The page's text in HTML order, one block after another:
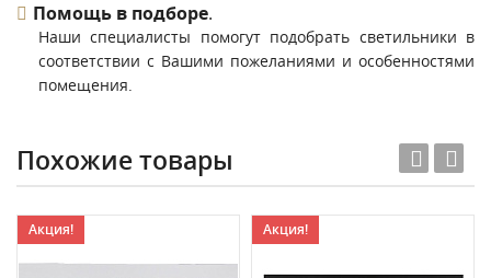
Помощь в подборе.
Наши специалисты помогут подобрать светильники в
соответствии с Вашими пожеланиями и особенностями
помещения.
Похожие товары
Акция! Акция!